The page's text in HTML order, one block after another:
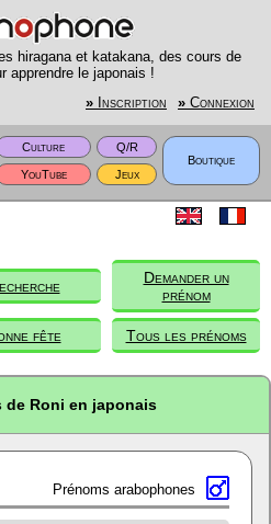
hiragana et katakana, des cours de
apprendre le japonais !
» Inscription » Connexion
Culture
Q/R
Boutique
YouTube Jeux
Demander un
prénom
fête Tous les prénoms
de Roni en japonais
Prénoms arabophones